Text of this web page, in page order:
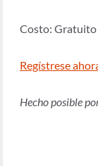
Costo: Gratuito
Regístrese
Hecho posible